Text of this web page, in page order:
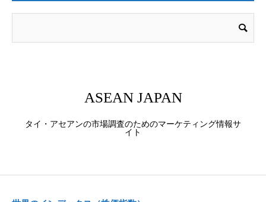
ASEAN JAPAN
タイ・アセアンの市場調査のためのマーケティング情報サ
イト